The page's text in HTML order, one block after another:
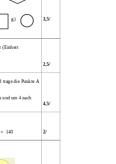
g) 3,5/
(Einheit
2,5/
trage die Punkte A
und um 4 nach
4,5/
=  140 2/